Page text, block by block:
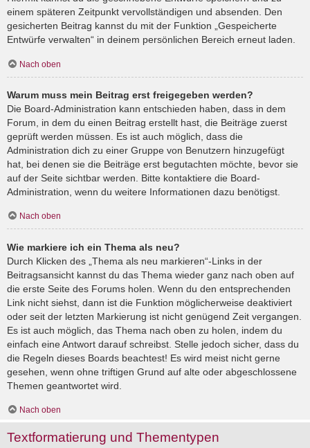
einem späteren Zeitpunkt vervollständigen und absenden. Den
gesicherten Beitrag kannst du mit der Funktion „Gespeicherte
Entwürfe verwalten“ in deinem persönlichen Bereich erneut laden.
Nach oben
Warum muss mein Beitrag erst freigegeben werden?
Die Board-Administration kann entschieden haben, dass in dem
Forum, in dem du einen Beitrag erstellt hast, die Beiträge zuerst
geprüft werden müssen. Es ist auch möglich, dass die
Administration dich zu einer Gruppe von Benutzern hinzugefügt
hat, bei denen sie die Beiträge erst begutachten möchte, bevor sie
auf der Seite sichtbar werden. Bitte kontaktiere die Board-
Administration, wenn du weitere Informationen dazu benötigst.
Nach oben
Wie markiere ich ein Thema als neu?
Durch Klicken des „Thema als neu markieren“-Links in der
Beitragsansicht kannst du das Thema wieder ganz nach oben auf
die erste Seite des Forums holen. Wenn du den entsprechenden
Link nicht siehst, dann ist die Funktion möglicherweise deaktiviert
oder seit der letzten Markierung ist nicht genügend Zeit vergangen.
Es ist auch möglich, das Thema nach oben zu holen, indem du
einfach eine Antwort darauf schreibst. Stelle jedoch sicher, dass du
die Regeln dieses Boards beachtest! Es wird meist nicht gerne
gesehen, wenn ohne triftigen Grund auf alte oder abgeschlossene
Themen geantwortet wird.
Nach oben
Textformatierung und Thementypen